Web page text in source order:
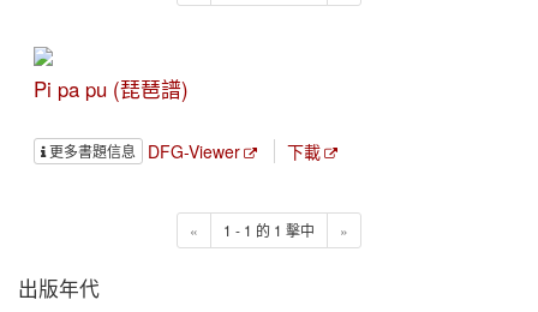
Pi pa pu (琵琶譜)
更多書題信息 DFG-Viewer 下載
« 1 - 1 的 1 擊中 »
出版年代